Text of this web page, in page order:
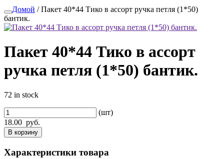
Домой / Пакет 40*44 Тико в ассорт ручка петля (1*50)
бантик.
Пакет 40*44 Тико в ассорт
ручка петля (1*50) бантик.
72 in stock
(шт)
18.00 руб.
В корзину
Характеристики товара